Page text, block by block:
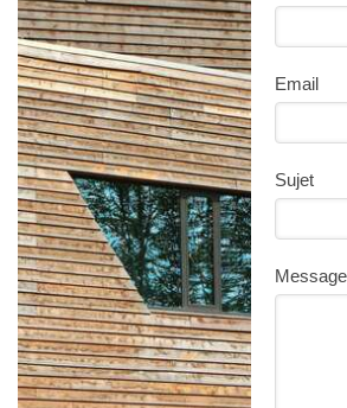
Email
Sujet
Message